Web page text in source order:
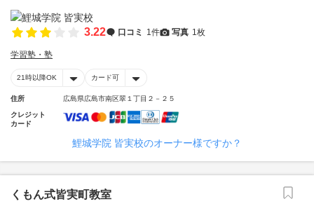
3.22 口コミ 1件 写真 1枚
学習塾・塾
21時以降OK カード可
住所 広島県広島市南区翠１丁目２－２５
クレジット
カード
鯉城学院 皆実校のオーナー様ですか？
くもん式皆実町教室